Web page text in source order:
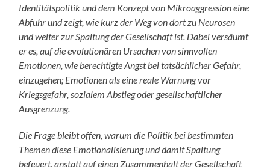
Identitätspolitik und dem Konzept von Mikroaggression eine
Abfuhr und zeigt, wie kurz der Weg von dort zu Neurosen
und weiter zur Spaltung der Gesellschaft ist. Dabei versäumt
er es, auf die evolutionären Ursachen von sinnvollen
Emotionen, wie berechtigte Angst bei tatsächlicher Gefahr,
einzugehen; Emotionen als eine reale Warnung vor
Kriegsgefahr, sozialem Abstieg oder gesellschaftlicher
Ausgrenzung.
Die Frage bleibt offen, warum die Politik bei bestimmten
Themen diese Emotionalisierung und damit Spaltung
befeuert, anstatt auf einen Zusammenhalt der Gesellschaft